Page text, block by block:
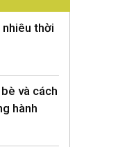
nhiêu thời
và cách
hành